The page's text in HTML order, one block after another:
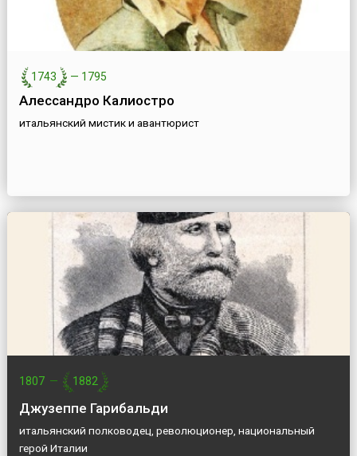
1743 — 1795
Алессандро Калиостро
итальянский мистик и авантюрист
1807 — 1882
Джузеппе Гарибальди
итальянский полководец, революционер, национальный
герой Италии